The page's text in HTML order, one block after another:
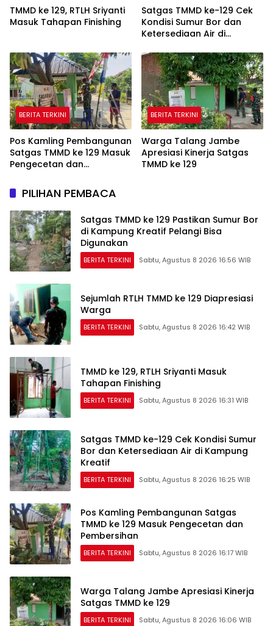
TMMD ke 129, RTLH Sriyanti
Masuk Tahapan Finishing
Satgas TMMD ke-129 Cek
Kondisi Sumur Bor dan
Ketersediaan Air di
BERITA TERKINI
Pos Kamling Pembangunan
Satgas TMMD ke 129 Masuk
Pengecetan dan
BERITA TERKINI
Warga Talang Jambe
Apresiasi Kinerja Satgas
TMMD ke 129
PILIHAN PEMBACA
Satgas TMMD ke 129 Pastikan Sumur Bor
di Kampung Kreatif Pelangi Bisa
Digunakan
BERITA TERKINI Sabtu, Agustus 8 2026 16:56 WIB
Sejumlah RTLH TMMD ke 129 Diapresiasi
Warga
BERITA TERKINI Sabtu, Agustus 8 2026 16:42 WIB
TMMD ke 129, RTLH Sriyanti Masuk
Tahapan Finishing
BERITA TERKINI Sabtu, Agustus 8 2026 16:31 WIB
Satgas TMMD ke-129 Cek Kondisi Sumur
Bor dan Ketersediaan Air di Kampung
Kreatif
BERITA TERKINI Sabtu, Agustus 8 2026 16:25 WIB
Pos Kamling Pembangunan Satgas
TMMD ke 129 Masuk Pengecetan dan
Pembersihan
BERITA TERKINI Sabtu, Agustus 8 2026 16:17 WIB
Warga Talang Jambe Apresiasi Kinerja
Satgas TMMD ke 129
BERITA TERKINI Sabtu, Agustus 8 2026 16:06 WIB